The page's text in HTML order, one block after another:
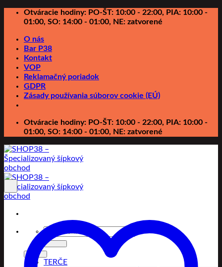
PreskočiťOtváracie hodiny: PO-ŠT: 10:00 - 22:00, PIA: 10:00 -
01:00, SO: 14:00 - 01:00, NE: zatvorené
O nás
Bar P38
Kontakt
VOP
Reklamačný poriadok
GDPR
Zásady používania súborov cookie (EÚ)
Otváracie hodiny: PO-ŠT: 10:00 - 22:00, PIA: 10:00 -
01:00, SO: 14:00 - 01:00, NE: zatvorené
Hľadať:
TERČE